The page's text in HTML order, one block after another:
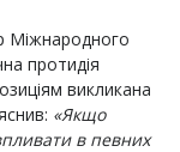
Міжнародного
протидія
викликана
«Якщо
в певних